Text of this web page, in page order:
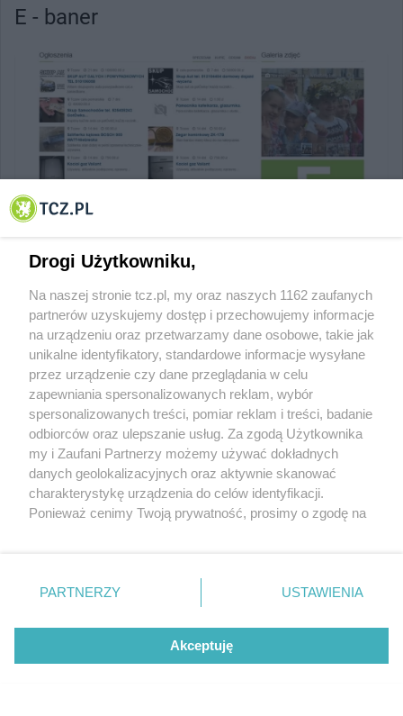
E - baner
Cena:300 zł(plus VAT) / tydzień emisji
Specyfikacja:
- szerokość: 400 px, responsywna
- wysokość: do 220 px, responsywna
Emisja:
Baner wyświetlany przez jeden tydzień w systemie rotacyjnym na
Plik graficzny: jpg, gif, png (transparent png) do 500 KB.
Opis:
Baner ten umieszczany jest pod działem "Galeria zdjęć" po prawej
stronie serwisu z odnośnikiem do strony www Zamawiającego.
Drogi Użytkowniku,
Na naszej stronie tcz.pl, my oraz naszych 1162 zaufanych
partnerów uzyskujemy dostęp i przechowujemy informacje
na urządzeniu oraz przetwarzamy dane osobowe, takie jak
unikalne identyfikatory, standardowe informacje wysyłane
przez urządzenie czy dane przeglądania w celu
zapewniania spersonalizowanych reklam, wybór
spersonalizowanych treści, pomiar reklam i treści, badanie
odbiorców oraz ulepszanie usług. Za zgodą Użytkownika
my i Zaufani Partnerzy możemy używać dokładnych
danych geolokalizacyjnych oraz aktywnie skanować
charakterystykę urządzenia do celów identyfikacji.
Ponieważ cenimy Twoją prywatność, prosimy o zgodę na
znajdujący się w lewym dolnym rogu strony
. Niektóre
przetwarzaniu. Preferencje będą miały zastosowania tylko
PARTNERZY USTAWIENIA
Akceptuję